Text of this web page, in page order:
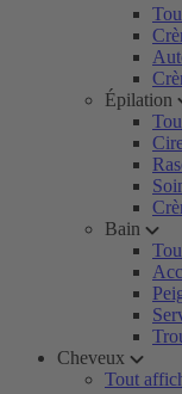
Épilation
Bain
Cheveux
Tout